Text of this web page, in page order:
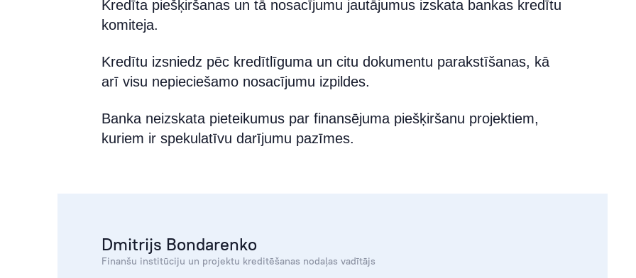
Kredīta piešķiršanas un tā nosacījumu jautājumus izskata bankas kredītu
komiteja.
Kredītu izsniedz pēc kredītlīguma un citu dokumentu parakstīšanas, kā
arī visu nepieciešamo nosacījumu izpildes.
Banka neizskata pieteikumus par finansējuma piešķiršanu projektiem,
kuriem ir spekulatīvu darījumu pazīmes.
Dmitrijs Bondarenko
Finanšu institūciju un projektu kreditēšanas nodaļas vadītājs